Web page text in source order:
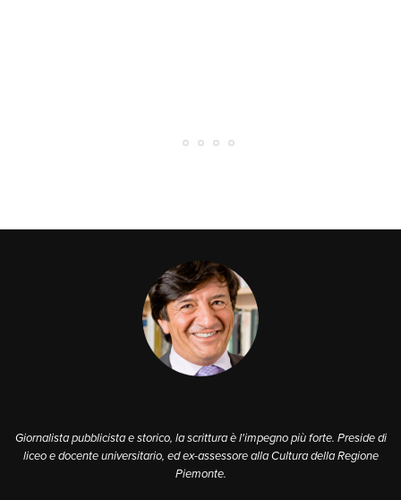
Giornalista pubblicista e storico, la scrittura è l'impegno più forte. Preside di
liceo e docente universitario, ed ex-assessore alla Cultura della Regione
Piemonte.